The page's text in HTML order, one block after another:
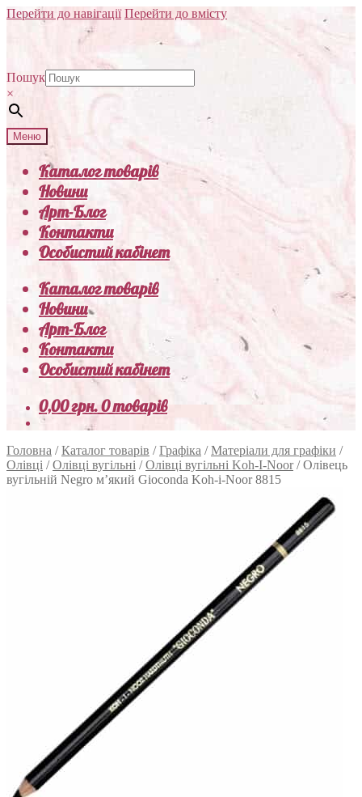
Перейти до навігації Перейти до вмісту
Пошук
×
Меню
Каталог товарів
Новини
Арт-Блог
Контакти
Особистий кабінет
Каталог товарів
Новини
Арт-Блог
Контакти
Особистий кабінет
0,00грн.0 товарів
Головна /Каталог товарів /Графіка /Матеріали для графіки /
Олівці /Олівці вугільні /Олівці вугільні Koh-I-Noor/Олівець
вугільній Negro м’який Gioconda Koh-i-Noor 8815